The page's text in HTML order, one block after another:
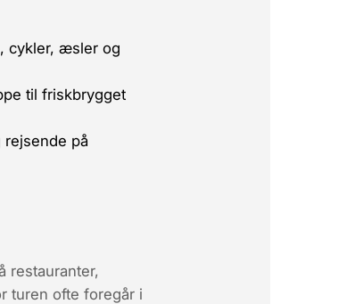
cykler, æsler og
til friskbrygget
på
restauranter,
turen ofte foregår i